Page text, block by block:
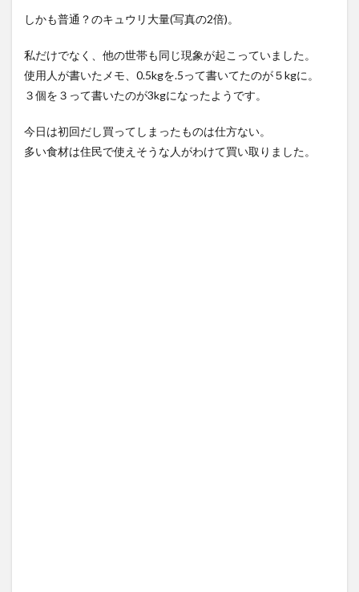
しかも普通？のキュウリ大量(写真の2倍)。
私だけでなく、他の世帯も同じ現象が起こっていました。
使用人が書いたメモ、0.5kgを.5って書いてたのが５kgに。
３個を３って書いたのが3kgになったようです。
今日は初回だし買ってしまったものは仕方ない。
多い食材は住民で使えそうな人がわけて買い取りました。